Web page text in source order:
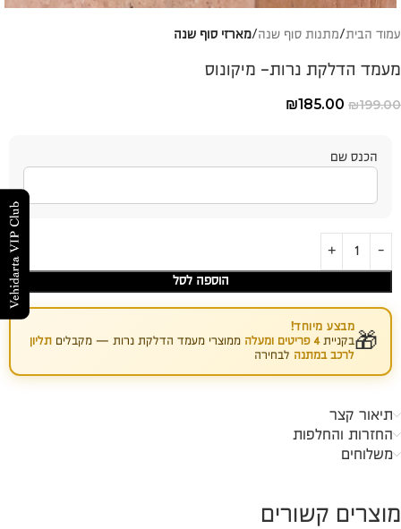
עמוד הבית מתנות סוף שנה מארזי סוף שנה
מעמד הדלקת נרות- מיקונוס
₪199.00
₪185.00
הכנס שם
הוספה לסל
🎁מבצע מיוחד!
בקניית4 פריטים ומעלה ממוצרי מעמד הדלקת נרות — מקבלים תליון
לרכב במתנה לבחירה
תיאור קצר
החזרות והחלפות
משלוחים
מוצרים קשורים